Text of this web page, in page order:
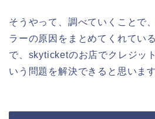
そうやって、調べていくことで
ラーの原因をまとめてくれてい
で、skyticketのお店でクレジッ
いう問題を解決できると思います